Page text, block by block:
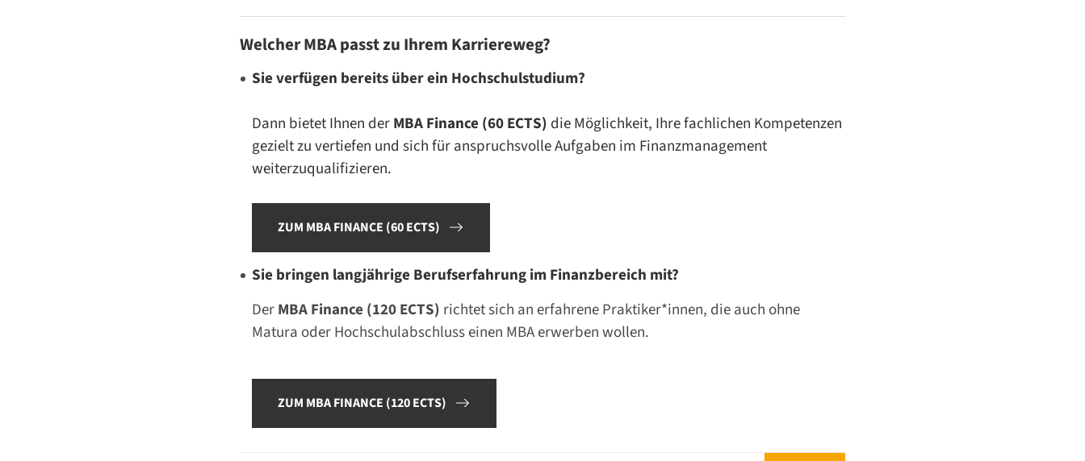
Welcher MBA passt zu Ihrem Karriereweg?
Sie verfügen bereits über ein Hochschulstudium?
Dann bietet Ihnen derMBA Finance (60 ECTS) die Möglichkeit, Ihre fachlichen Kompetenzen
gezielt zu vertiefen und sich für anspruchsvolle Aufgaben im Finanzmanagement
weiterzuqualifizieren.
ZUM MBA FINANCE (60 ECTS)
Sie bringen langjährige Berufserfahrung im Finanzbereich mit?
DerMBA Finance (120 ECTS) richtet sich an erfahrene Praktiker*innen, die auch ohne
Matura oder Hochschulabschluss einen MBA erwerben wollen.
ZUM MBA FINANCE (120 ECTS)